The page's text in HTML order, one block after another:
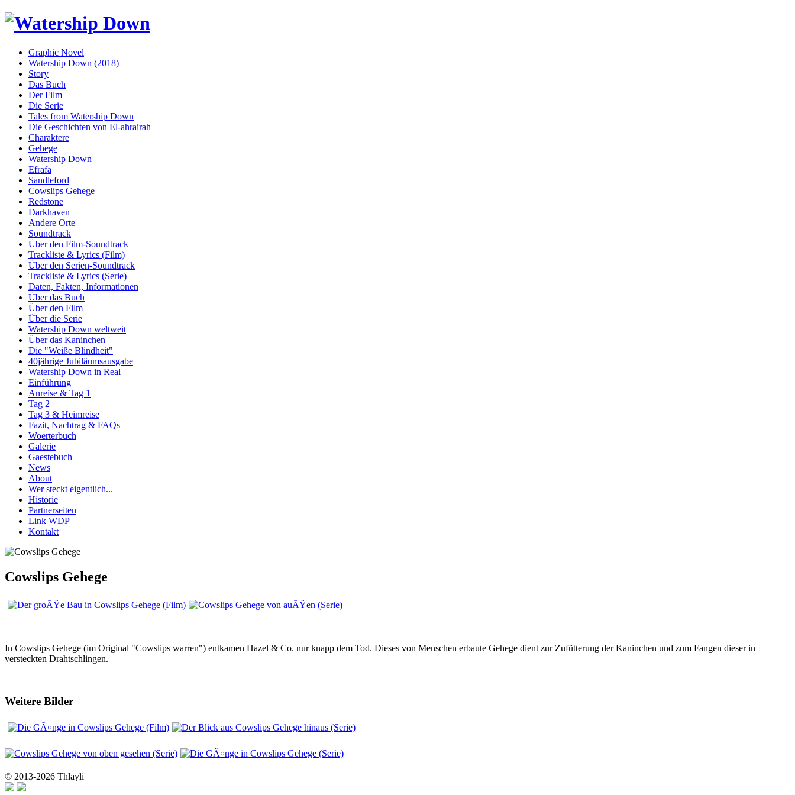
Graphic Novel
Watership Down (2018)
Story
Das Buch
Der Film
Die Serie
Tales from Watership Down
Die Geschichten von El-ahrairah
Charaktere
Gehege
Watership Down
Efrafa
Sandleford
Cowslips Gehege
Redstone
Darkhaven
Andere Orte
Soundtrack
Über den Film-Soundtrack
Trackliste & Lyrics (Film)
Über den Serien-Soundtrack
Trackliste & Lyrics (Serie)
Daten, Fakten, Informationen
Über das Buch
Über den Film
Über die Serie
Watership Down weltweit
Über das Kaninchen
Die "Weiße Blindheit"
40jährige Jubiläumsausgabe
Watership Down in Real
Einführung
Anreise & Tag 1
Tag 2
Tag 3 & Heimreise
Fazit, Nachtrag & FAQs
Woerterbuch
Galerie
Gaestebuch
News
About
Wer steckt eigentlich...
Historie
Partnerseiten
Link WDP
Kontakt
Cowslips Gehege
In Cowslips Gehege (im Original "Cowslips warren") entkamen Hazel & Co. nur knapp dem Tod. Dieses von Menschen erbaute Gehege dient zur Zufütterung der Kaninchen und zum Fangen dieser in
versteckten Drahtschlingen.
Weitere Bilder
© 2013-2026 Thlayli